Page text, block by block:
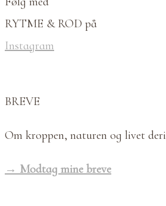
RYTME & ROD på
Instagram
BREVE
Om kroppen, naturen og livet deri
→ Modtag mine breve